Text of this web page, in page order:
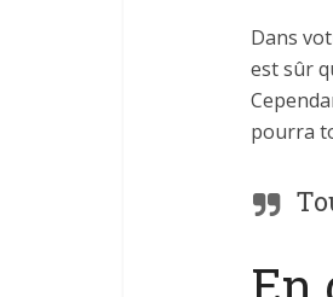
Dans
est sûr
pourra